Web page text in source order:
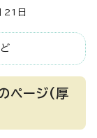
日
ページ(厚